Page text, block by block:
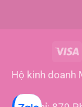
Hộ kinh doanh